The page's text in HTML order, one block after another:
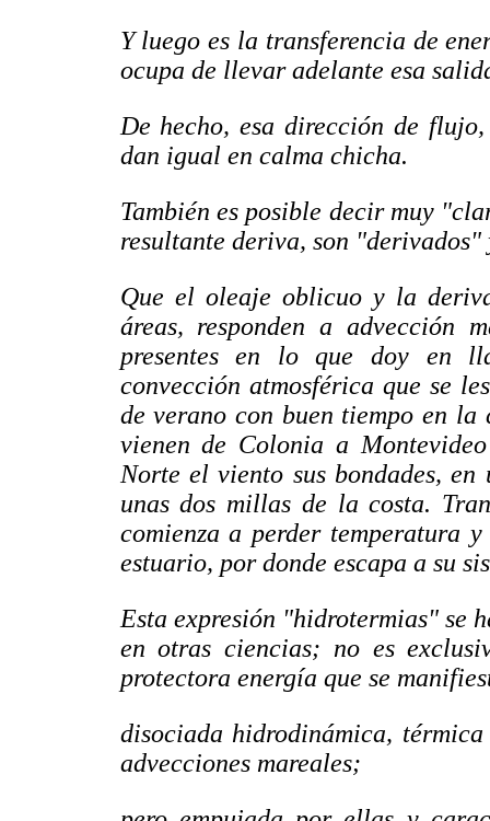
Y luego es la transferencia de
ocupa de llevar adelante esa
De hecho, esa dirección de
dan igual en calma chicha.
También es posible decir muy
resultante deriva, son
Que el oleaje oblicuo y la
áreas, responden a advección
presentes en lo que doy en
convección atmosférica que se
de verano con buen tiempo en la
vienen de Colonia a
Norte el viento sus bondades,
unas dos millas de la costa.
comienza a perder temperatura
estuario, por donde escapa a su
Esta expresión "hidrotermias" se
en otras ciencias; no es
protectora energía que se
disociada hidrodinámica,
advecciones mareales;